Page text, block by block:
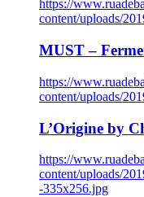
https://
content/uploads/
MUST –
https://
content/uploads/
L’Origine by
https://
content/uploads/
-335x256.jpg